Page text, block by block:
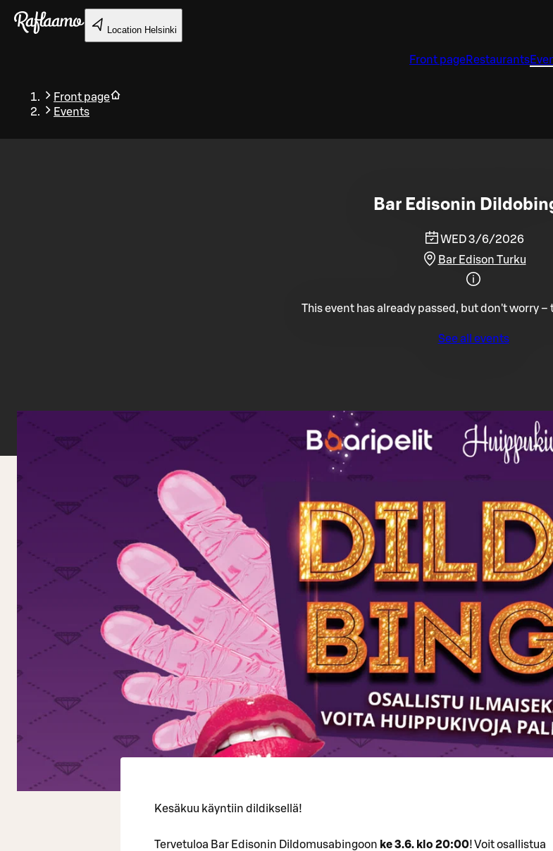
Skip to main content
Location Helsinki
Front pageRestaurants
Front page
Events
Back
Bar Edisonin
WED 3/6/2026
Bar Edison Turku
This event has already passed, but don't worry –
See all events
Kesäkuu käyntiin dildiksellä!
Tervetuloa Bar Edisonin Dildomusabingoon ke 3.6. klo 20:00! Voit osallistua